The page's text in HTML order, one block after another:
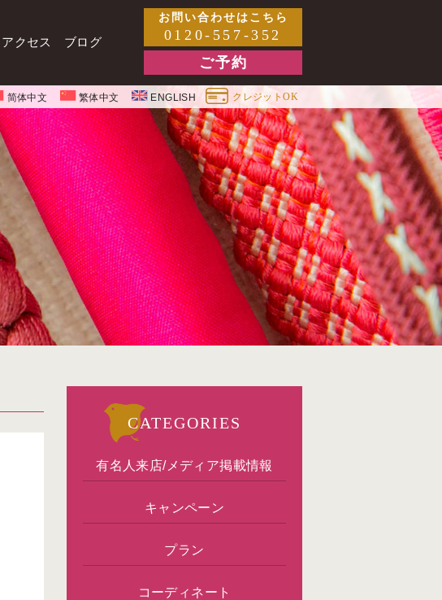
アクセス ブログ
お問い合わせはこちら
0120-557-352
ご予約
简体中文 繁体中文 ENGLISH クレジットOK
CATEGORIES
有名人来店/メディア掲載情報
キャンペーン
プラン
コーディネート